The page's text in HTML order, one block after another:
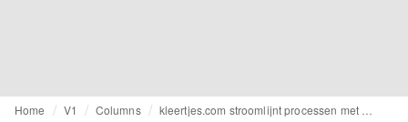
Home V1 Columns